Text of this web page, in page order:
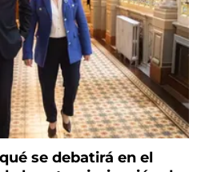
se debatirá en el